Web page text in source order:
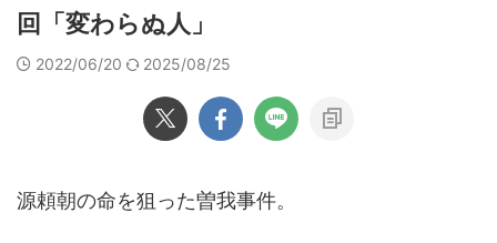
回「変わらぬ人」
2022/06/20 2025/08/25
源頼朝の命を狙った曽我事件。